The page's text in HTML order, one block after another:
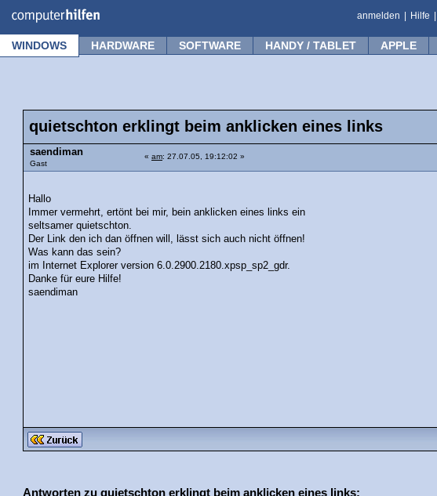
anmelden Hilfe
WINDOWS HARDWARE SOFTWARE HANDY / TABLET APPLE
quietschton erklingt beim anklicken eines links
saendiman
Gast
« am: 27.07.05, 19:12:02 »
Hallo
Immer vermehrt, ertönt bei mir, bein anklicken eines links ein
seltsamer quietschton.
Der Link den ich dan öffnen will, lässt sich auch nicht öffnen!
Was kann das sein?
im Internet Explorer version 6.0.2900.2180.xpsp_sp2_gdr.
Danke für eure Hilfe!
saendiman
Antworten zu quietschton erklingt beim anklicken eines links: